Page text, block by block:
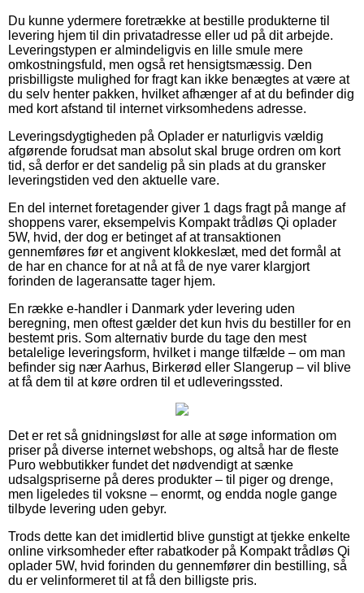
Du kunne ydermere foretrække at bestille produkterne til
levering hjem til din privatadresse eller ud på dit arbejde.
Leveringstypen er almindeligvis en lille smule mere
omkostningsfuld, men også ret hensigtsmæssig. Den
prisbilligste mulighed for fragt kan ikke benægtes at være at
du selv henter pakken, hvilket afhænger af at du befinder dig
med kort afstand til internet virksomhedens adresse.
Leveringsdygtigheden på Oplader er naturligvis vældig
afgørende forudsat man absolut skal bruge ordren om kort
tid, så derfor er det sandelig på sin plads at du gransker
leveringstiden ved den aktuelle vare.
En del internet foretagender giver 1 dags fragt på mange af
shoppens varer, eksempelvis Kompakt trådløs Qi oplader
5W, hvid, der dog er betinget af at transaktionen
gennemføres før et angivent klokkeslæt, med det formål at
de har en chance for at nå at få de nye varer klargjort
forinden de lageransatte tager hjem.
En række e-handler i Danmark yder levering uden
beregning, men oftest gælder det kun hvis du bestiller for en
bestemt pris. Som alternativ burde du tage den mest
betalelige leveringsform, hvilket i mange tilfælde – om man
befinder sig nær Aarhus, Birkerød eller Slangerup – vil blive
at få dem til at køre ordren til et udleveringssted.
Det er ret så gnidningsløst for alle at søge information om
priser på diverse internet webshops, og altså har de fleste
Puro webbutikker fundet det nødvendigt at sænke
udsalgspriserne på deres produkter – til piger og drenge,
men ligeledes til voksne – enormt, og endda nogle gange
tilbyde levering uden gebyr.
Trods dette kan det imidlertid blive gunstigt at tjekke enkelte
online virksomheder efter rabatkoder på Kompakt trådløs Qi
oplader 5W, hvid forinden du gennemfører din bestilling, så
du er velinformeret til at få den billigste pris.